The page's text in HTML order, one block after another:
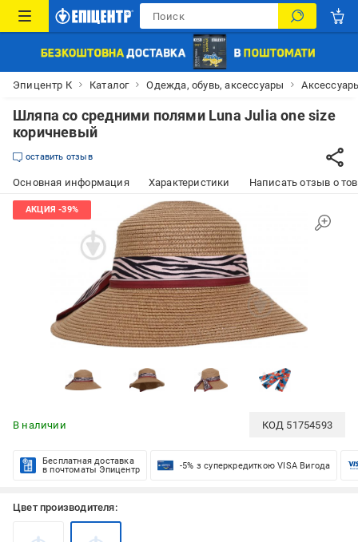
Эпицентр К Каталог Одежда, обувь, аксессуары
Шляпа со средними полями Luna Julia one size
коричневый
оставить отзыв
Основная информация Характеристики Написать отзыв о
В наличии КОД 51754593
Бесплатная доставка
в почтоматы Эпицентр
-5% з суперкредиткою VISA Вигода
Цвет производителя: